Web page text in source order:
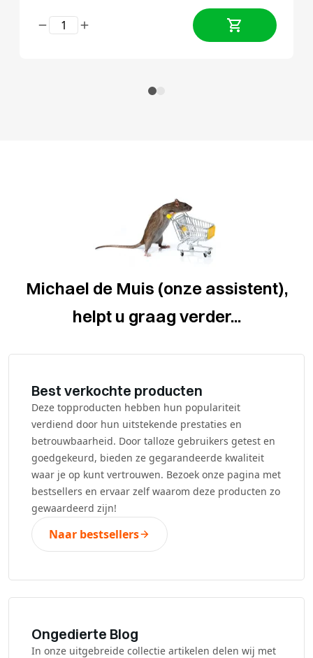
Michael de Muis (onze assistent),
helpt u graag verder...
Best verkochte producten
Deze topproducten hebben hun populariteit
verdiend door hun uitstekende prestaties en
betrouwbaarheid. Door talloze gebruikers getest en
goedgekeurd, bieden ze gegarandeerde kwaliteit
waar je op kunt vertrouwen. Bezoek onze pagina met
bestsellers en ervaar zelf waarom deze producten zo
gewaardeerd zijn!
Naar bestsellers
Ongedierte Blog
In onze uitgebreide collectie artikelen delen wij met